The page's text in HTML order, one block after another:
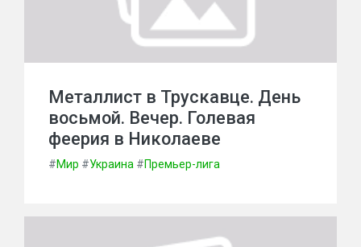
Металлист в Трускавце. День
восьмой. Вечер. Голевая
феерия в Николаеве
#Мир #Украина #Премьер-лига